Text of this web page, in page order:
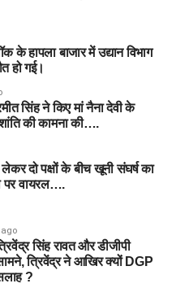
के हापला बाजार में उद्यान विभाग
हो गई।
सिंह ने किए मां नैना देवी के
की कामना की….
दो पक्षों के बीच खूनी संघर्ष का
पर वायरल….
सिंह रावत और डीजीपी
त्रिवेंद्र ने आखिर क्यों DGP
?